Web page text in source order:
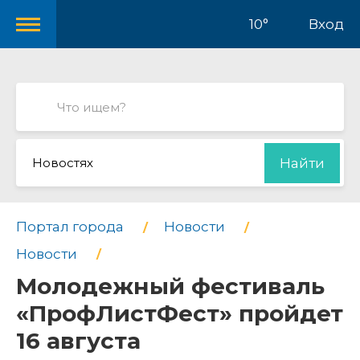
10° Вход
Новостях Найти
Портал города
Новости
Новости
Молодежный фестиваль
«ПрофЛистФест» пройдет
16 августа